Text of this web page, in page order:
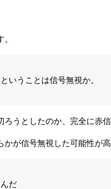
いうことは信号無視か。
うとしたのか、完全に赤信
が信号無視した可能性が高
だ